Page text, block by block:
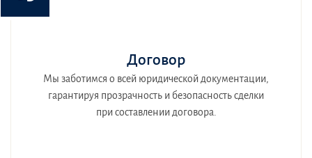
Договор
Мы заботимся о всей юридической документации,
гарантируя прозрачность и безопасность сделки
при составлении договора.